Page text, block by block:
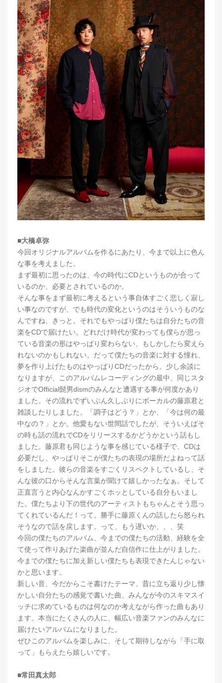
■大橋卓弥
今回オリジナルアルバムを作るにあたり、今まで以上に色ん
な事を考えました。
まず最初に思ったのは、今の時代にCDというものが合って
いるのか、必要とされているのか。
そんな事をまず最初に考えるという事自体すごく悲しく寂し
い事なのですが、でも時代の変化というのはそういうものな
んですね、きっと。それでもやっぱり僕たちは自分たちの音
楽をCDで届けたい。どれだけ時代が変わっても僕らが思っ
ている音楽の形はやっぱり変わらない、もしかしたら変えら
れないのかもしれない。だって僕たちの音楽に対する憧れ、
夢を作り上げたものはやっぱりCDだったから。少し余談に
なりますが、このアルバムレコーディングの最中、同じスタ
ジオでOfficial髭男dismのみんなと遭遇する事が何度かあり
ました。その流れでずいぶん久しぶりにボーカルの藤原君と
雑談したりしました。「調子はどう？」とか、「今は何の最
中なの？」とか。他愛もない世間話でしたが、そういえばそ
の時も話の流れでCDをリリースするかどうかという話もし
ました。藤原君も同じような事を感じている様子で、CDは
必要だし、やっぱりそこが僕たちの表現の場所だよねって話
をしました。彼らの音楽をすごくリスペクトしているし、そ
んな彼の口からそんな言葉が聞けて嬉しかったなぁ。そして
正直言うと内心なんかすごくホッとしている自分もいまし
た。僕たちより下の世代のアーティストもちゃんとそう思っ
てくれているんだ！って。勝手に藤原くんの話したら怒られ
そうなので話を戻します。って、もう遅いか、、、笑
今回の僕たちのアルバム、今までの僕たちの活動、経験を全
て使って作りあげた楽曲が並んだ自信作に仕上がりました。
今までの僕たちに加え新しい僕たちも表現できたんじゃない
かと思います。
新しい音、今だからこそ書けたテーマ、昔に立ち返り少し懐
かしい自分たちの感覚で書いた曲、みんなが今のスキマスイ
ッチに求めているものは何なのか考えながら作った曲もあり
ます。本当にたくさんの人に、幅広い音楽ファンのみんなに
届けたいアルバムになりました。
ぜひこのアルバムを楽しみに、そして期待しながら「手に取
って」もらえたら嬉しいです。
■常田真太郎